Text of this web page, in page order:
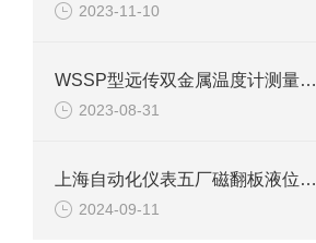
2023-11-10
WSSP型远传双金属温度计测量特点介绍
2023-08-31
上海自动化仪表五厂磁翻板液位计检查装置
2024-09-11